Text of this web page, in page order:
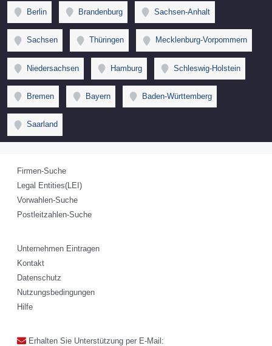
Berlin Brandenburg Sachsen-Anhalt
Sachsen Thüringen Mecklenburg-Vorpommern
Niedersachsen Hamburg Schleswig-Holstein
Bremen Bayern Baden-Württemberg
Saarland
Firmen-Suche
Legal Entities(LEI)
Vorwahlen-Suche
Postleitzahlen-Suche
Unternehmen Eintragen
Kontakt
Datenschutz
Nutzungsbedingungen
Hilfe
Erhalten Sie Unterstützung per E-Mail: